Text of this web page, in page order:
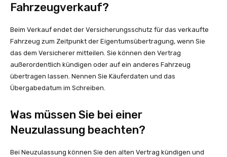
Fahrzeugverkauf?
Beim Verkauf endet der Versicherungsschutz für das verkaufte
Fahrzeug zum Zeitpunkt der Eigentumsübertragung, wenn Sie
das dem Versicherer mitteilen. Sie können den Vertrag
außerordentlich kündigen oder auf ein anderes Fahrzeug
übertragen lassen. Nennen Sie Käuferdaten und das
Übergabedatum im Schreiben.
Was müssen Sie bei einer
Neuzulassung beachten?
Bei Neuzulassung können Sie den alten Vertrag kündigen und